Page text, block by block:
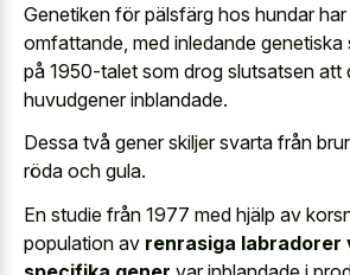
Genetiken för pälsfärg hos hundar
omfattande, med inledande genetiska
på 1950-talet som drog slutsatsen att
huvudgener inblandade.
Dessa två gener skiljer svarta från
röda och gula.
En studie från 1977 med hjälp av
population av renrasiga labradorer